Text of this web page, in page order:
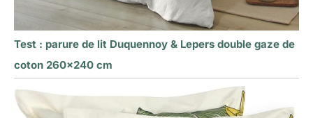
Test : parure de lit Duquennoy & Lepers double gaze de
coton 260×240 cm